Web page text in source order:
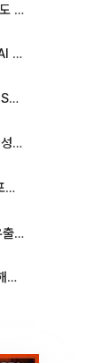
SK하이닉스, 용인·청주에 54조 투자…AI 메모리 생산기지 키운다
[특징주] 반도체 온기 탄 2차전지...삼성SDI, 장 초반 7% 넘게 껑충
'2TV 생생정보' 오늘방송맛집- 배우 강성진 단골! 쌀국수ㆍ푸팟퐁 커리 맛집 '블○○○'
톰 홀랜드♥젠데이아, 비밀 결혼 파티 포착⋯호텔 대관비만 9억
생
입추매직 '불발', 처서매직은 올까요? [해시태그]